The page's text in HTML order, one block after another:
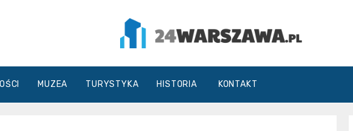
24Warszawa.pl
MUZEA TURYSTYKA HISTORIA KONTAKT